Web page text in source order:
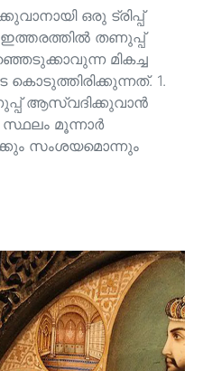
ഒരു ട്രിപ്പ്
തണുപ്പ്
മികച്ച
1.
ആസ്വദിക്കുവാൻ
മൂന്നാർ
സംശയമൊന്നും